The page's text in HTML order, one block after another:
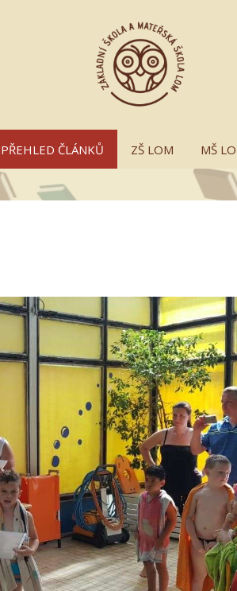
PŘEHLED ČLÁNKŮ ZŠ LOM MŠ